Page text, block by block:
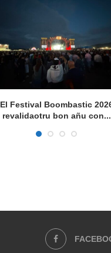
El Festival Boombastic
revalidaotru bon añu con...